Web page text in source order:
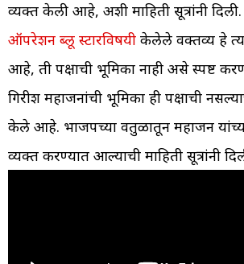
व्यक्त केली आहे, अशी माहिती सूत्रांनी
ऑपरेशन ब्लू स्टारविषयी केलेले वक्तव्य हे
आहे, ती पक्षाची भूमिका नाही असे स्पष्ट
गिरीश महाजनांची भूमिका ही पक्षाची
केले आहे. भाजपच्या वर्तुळातून महाजन
व्यक्त करण्यात आल्याची माहिती सूत्रांनी